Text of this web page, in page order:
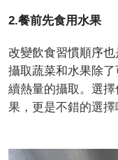
2.餐前先食用水果
改變飲食習慣順序
攝取蔬菜和水果除
續熱量的攝取。選
果，更是不錯的選擇